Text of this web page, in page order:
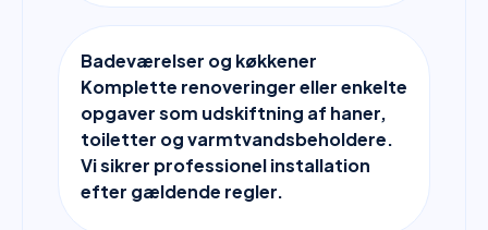
Badeværelser og køkkener
Komplette renoveringer eller enkelte
opgaver som udskiftning af haner,
toiletter og varmtvandsbeholdere.
Vi sikrer professionel installation
efter gældende regler.